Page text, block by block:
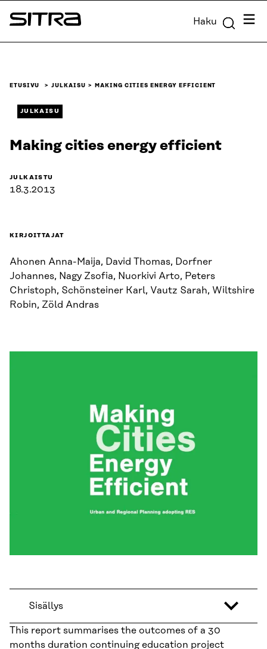
Siirry
suoraan
Sitra Haku
ETUSIVU JULKAISU MAKING CITIES ENERGY EFFICIENT
JULKAISU
Making cities energy efficient
JULKAISTU
18.3.2013
KIRJOITTAJAT
Ahonen Anna-Maija, David Thomas, Dorfner
Johannes, Nagy Zsofia, Nuorkivi Arto, Peters
Christoph, Schönsteiner Karl, Vautz Sarah, Wiltshire
Robin, Zöld Andras
Sisällys
This report summarises the outcomes of a 30
months duration continuing education project